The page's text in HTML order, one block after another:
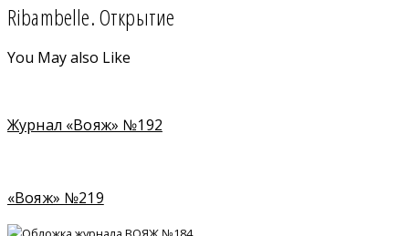
Ribambelle. Открытие
You May also Like
Журнал «Вояж» №192
«Вояж» №219